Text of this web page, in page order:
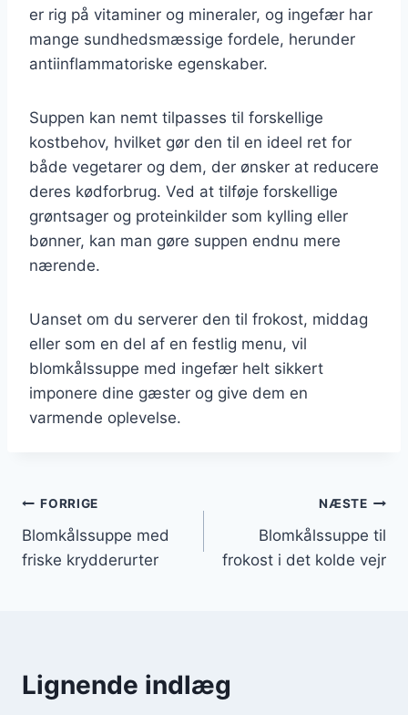
er rig på vitaminer og mineraler, og ingefær har
mange sundhedsmæssige fordele, herunder
antiinflammatoriske egenskaber.
Suppen kan nemt tilpasses til forskellige
kostbehov, hvilket gør den til en ideel ret for
både vegetarer og dem, der ønsker at reducere
deres kødforbrug. Ved at tilføje forskellige
grøntsager og proteinkilder som kylling eller
bønner, kan man gøre suppen endnu mere
nærende.
Uanset om du serverer den til frokost, middag
eller som en del af en festlig menu, vil
blomkålssuppe med ingefær helt sikkert
imponere dine gæster og give dem en
varmende oplevelse.
Indlægsnavigation
FORRIGE
Blomkålssuppe med
friske krydderurter
NÆSTE
Blomkålssuppe til
frokost i det kolde vejr
Lignende indlæg